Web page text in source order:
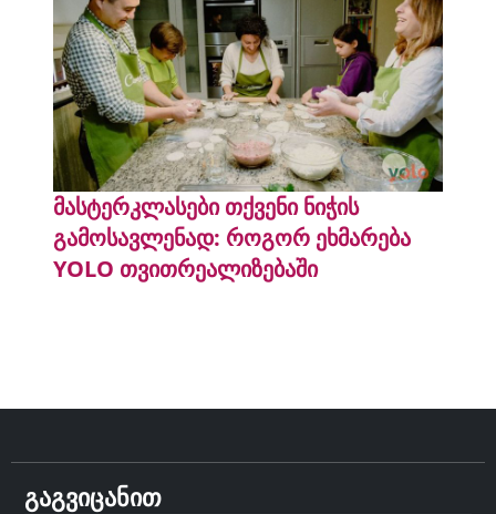
მასტერკლასები თქვენი ნიჭის
გამოსავლენად: როგორ ეხმარება
YOLO თვითრეალიზებაში
გაგვიცანით